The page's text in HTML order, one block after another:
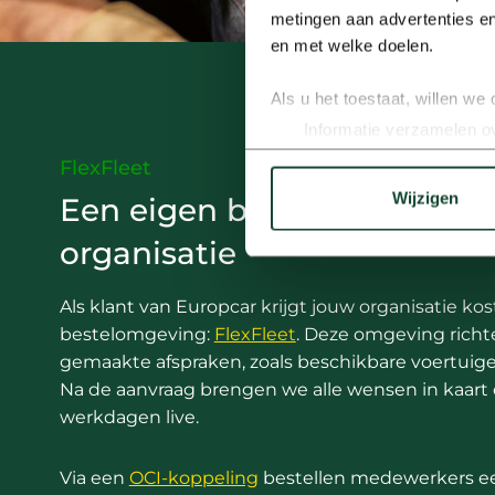
metingen aan advertenties
en met welke doelen.
Als u het toestaat, willen we
Informatie verzamelen
Uw apparaat
toestemming op elk
Met cookies passen we
mogelijk en zien we hoe
social media, advertenties
alles optimaal aan op jouw
We werken samen met19
Wijzigen
FlexFleet
Een eigen bestelomgeving
organisatie
Als klant van Europcar krijgt jouw organisatie
bestelomgeving: FlexFleet. Deze omgeving
gemaakte afspraken, zoals beschikbare
Na de aanvraag brengen we alle wensen in
werkdagen live.
Via een OCI-koppeling bestellen medewerkers